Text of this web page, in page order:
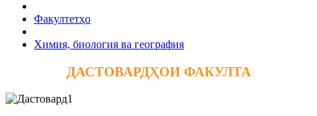
Факултетҳо
Химия, биология ва география
ДАСТОВАРДҲОИ ФАКУЛТА